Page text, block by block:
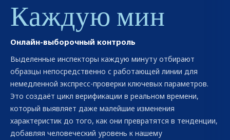
Каждую мин
Онлайн-выборочный контроль
Выделенные инспекторы каждую минуту отбирают
образцы непосредственно с работающей линии для
немедленной экспресс-проверки ключевых параметров.
Это создаёт цикл верификации в реальном времени,
который выявляет даже малейшие изменения
характеристик до того, как они превратятся в тенденции,
добавляя человеческий уровень к нашему